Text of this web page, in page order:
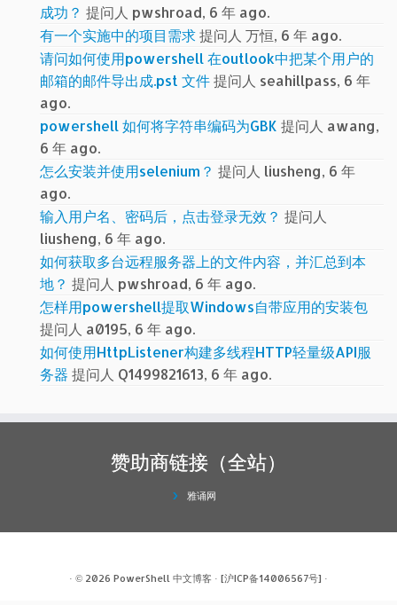
成功？ 提问人 pwshroad, 6 年 ago.
有一个实施中的项目需求提问人 万恒, 6 年 ago.
请问如何使用powershell 在outlook中把某个用户的
邮箱的邮件导出成.pst 文件提问人 seahillpass, 6 年
ago.
powershell 如何将字符串编码为GBK 提问人 awang,
6 年 ago.
怎么安装并使用selenium？ 提问人 liusheng, 6 年
ago.
输入用户名、密码后，点击登录无效？ 提问人
liusheng, 6 年 ago.
如何获取多台远程服务器上的文件内容，并汇总到本
地？ 提问人 pwshroad, 6 年 ago.
怎样用powershell提取Windows自带应用的安装包
提问人 a0195, 6 年 ago.
如何使用HttpListener构建多线程HTTP轻量级API服
务器 提问人 Q1499821613, 6 年 ago.
赞助商链接（全站）
雅诵网
· © 2026 PowerShell 中文博客 · [沪ICP备14006567号] ·